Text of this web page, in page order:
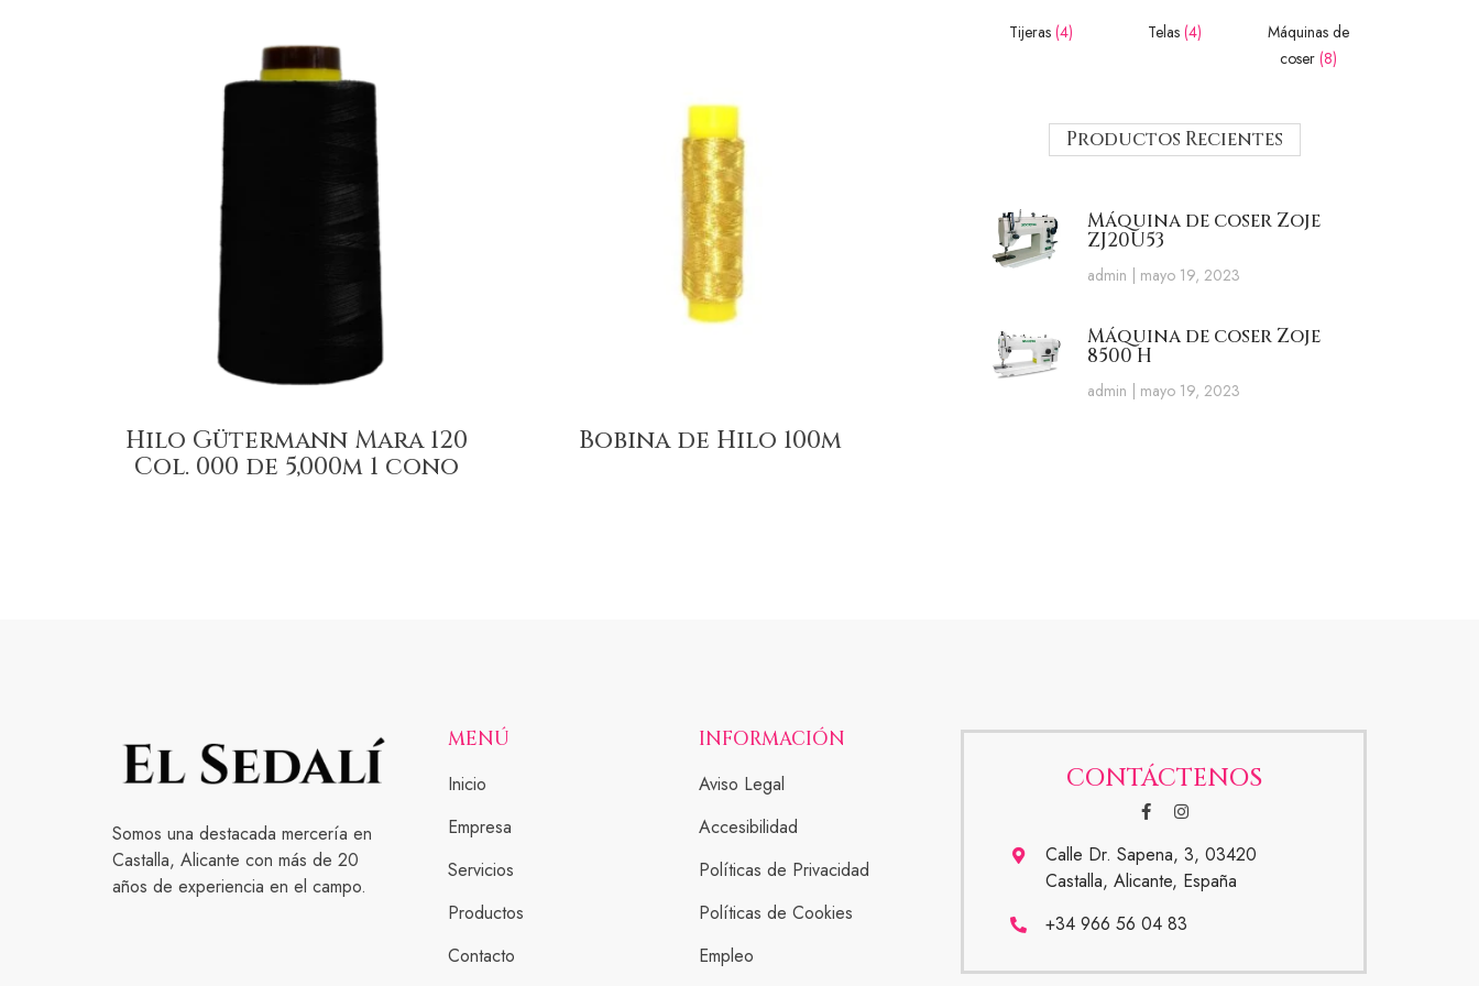
Hilo Gütermann Mara 120
Col. 000 de 5,000m 1 cono
Bobina de Hilo 100m
Tijeras(4) Telas (4)
Máquinas de
coser (8)
Productos Recientes
Máquina de coser Zoje
ZJ20U53
admin mayo 19, 2023
Máquina de coser Zoje
8500 H
admin mayo 19, 2023
Somos una destacada mercería en
Castalla, Alicante con más de 20
años de experiencia en el campo.
MENÚ
Inicio
Empresa
Servicios
Productos
Contacto
INFORMACIÓN
Aviso Legal
Accesibilidad
Políticas de Privacidad
Políticas de Cookies
Empleo
CONTÁCTENOS
Calle Dr. Sapena, 3, 03420
Castalla, Alicante, España
+34 966 56 04 83